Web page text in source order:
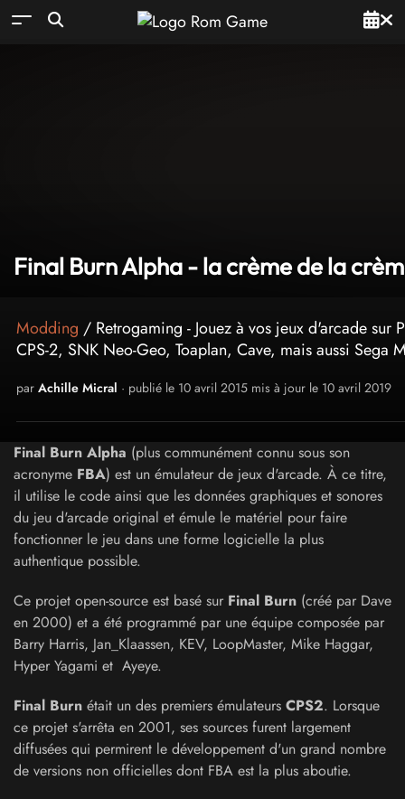
Final Burn Alpha - la crème de la
Modding / Retrogaming - Jouez à vos jeux d'arcade sur
CPS-2, SNK Neo-Geo, Toaplan, Cave, mais aussi Sega
par Achille Micral · publié le 10 avril 2015 mis à jour le 10 avril 2019
Final Burn Alpha (plus communément connu sous son
acronyme FBA) est un émulateur de jeux d'arcade. À ce titre,
il utilise le code ainsi que les données graphiques et sonores
du jeu d'arcade original et émule le matériel pour faire
fonctionner le jeu dans une forme logicielle la plus
authentique possible.
Ce projet open-source est basé sur Final Burn (créé par Dave
en 2000) et a été programmé par une équipe composée par
Barry Harris, Jan_Klaassen, KEV, LoopMaster, Mike Haggar,
Hyper Yagami et Ayeye.
Final Burn était un des premiers émulateurs CPS2. Lorsque
ce projet s'arrêta en 2001, ses sources furent largement
diffusées qui permirent le développement d'un grand nombre
de versions non officielles dont FBA est la plus aboutie.